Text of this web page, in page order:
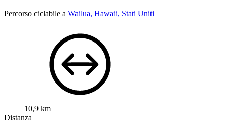
Percorso ciclabile a Wailua, Hawaii, Stati Uniti
10,9 km
Distanza